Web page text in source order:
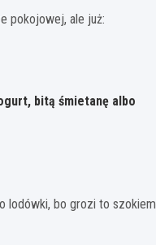
pokojowej, ale już:
bitą śmietanę albo
lodówki, bo grozi to szokiem